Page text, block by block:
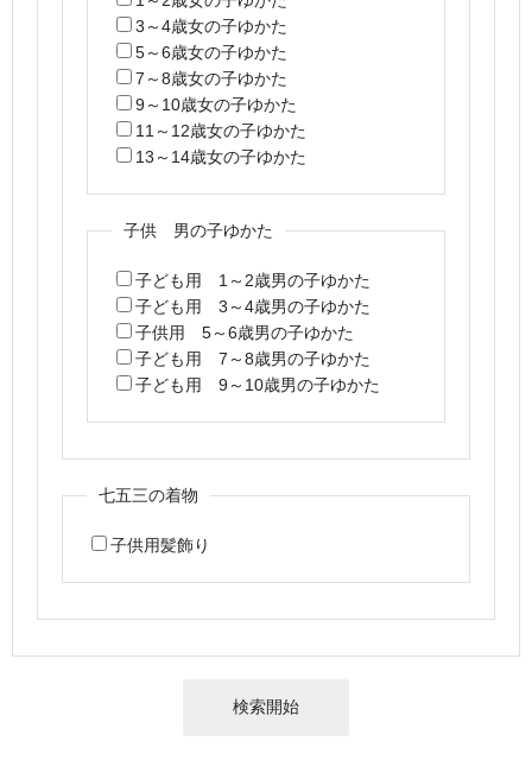
3～4歳女の子ゆかた
5～6歳女の子ゆかた
7～8歳女の子ゆかた
9～10歳女の子ゆかた
11～12歳女の子ゆかた
13～14歳女の子ゆかた
子供 男の子ゆかた
子ども用 1～2歳男の子ゆかた
子ども用 3～4歳男の子ゆかた
子供用 5～6歳男の子ゆかた
子ども用 7～8歳男の子ゆかた
子ども用 9～10歳男の子ゆかた
七五三の着物
子供用髪飾り